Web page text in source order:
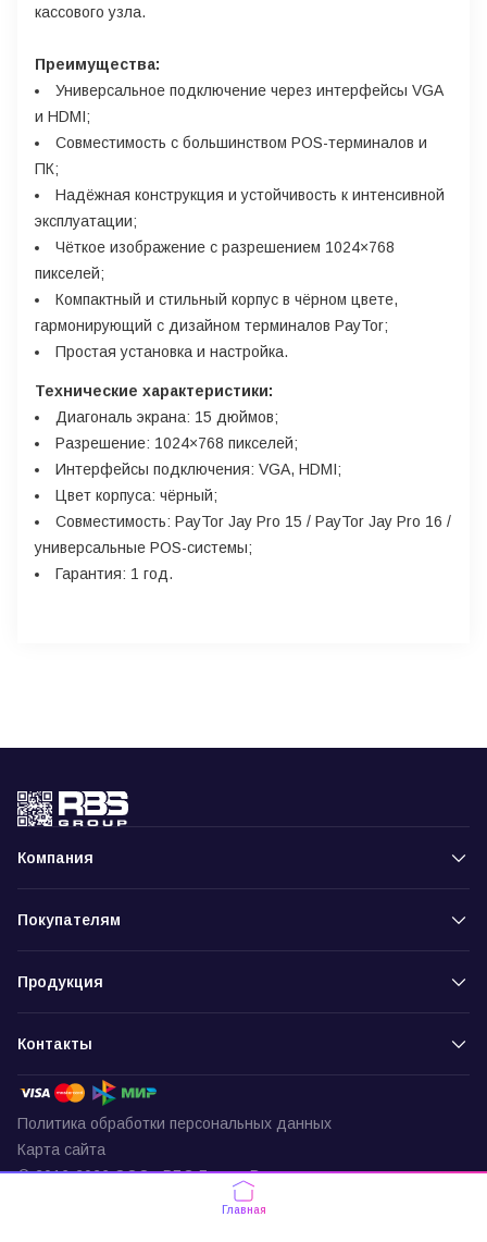
кассового узла.
Преимущества:
Универсальное подключение через интерфейсы VGA
и HDMI;
Совместимость с большинством POS-терминалов и
ПК;
Надёжная конструкция и устойчивость к интенсивной
эксплуатации;
Чёткое изображение с разрешением 1024×768
пикселей;
Компактный и стильный корпус в чёрном цвете,
гармонирующий с дизайном терминалов PayTor;
Простая установка и настройка.
Технические характеристики:
Диагональ экрана: 15 дюймов;
Разрешение: 1024×768 пикселей;
Интерфейсы подключения: VGA, HDMI;
Цвет корпуса: чёрный;
Совместимость: PayTor Jay Pro 15 / PayTor Jay Pro 16 /
универсальные POS-системы;
Гарантия: 1 год.
Компания
Покупателям
Продукция
Контакты
Политика обработки персональных данных
Карта сайта
© 2016-2026 ООО «РБС-Групп» Все права защищены
Главная